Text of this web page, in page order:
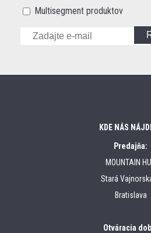
Multisegment produktov
KDE NÁS
Predajňa:
MOUNTAIN
Stará
Bratislava
Otváracia